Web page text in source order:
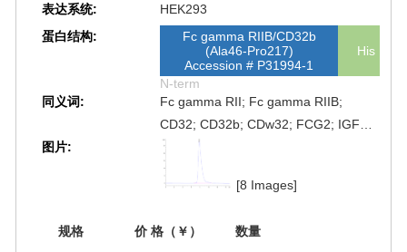
表达系统:
HEK293
蛋白结构:
Fc gamma RIIB/CD32b
(Ala46-Pro217)
Accession # P31994-1
His
N-term
同义词:
Fc gamma RII; Fc gamma RIIB;
CD32; CD32b; CDw32; FCG2; IGFR2;
CD32A; FCG2 ; FcGR; FCGR2;
FCGR21; FCGR2A; FcγRIIB; Fc
γRIIB; Fcγ RIIB; Fc γ RIIB
图片:
[8 Images]
规格 价 格（￥） 数量